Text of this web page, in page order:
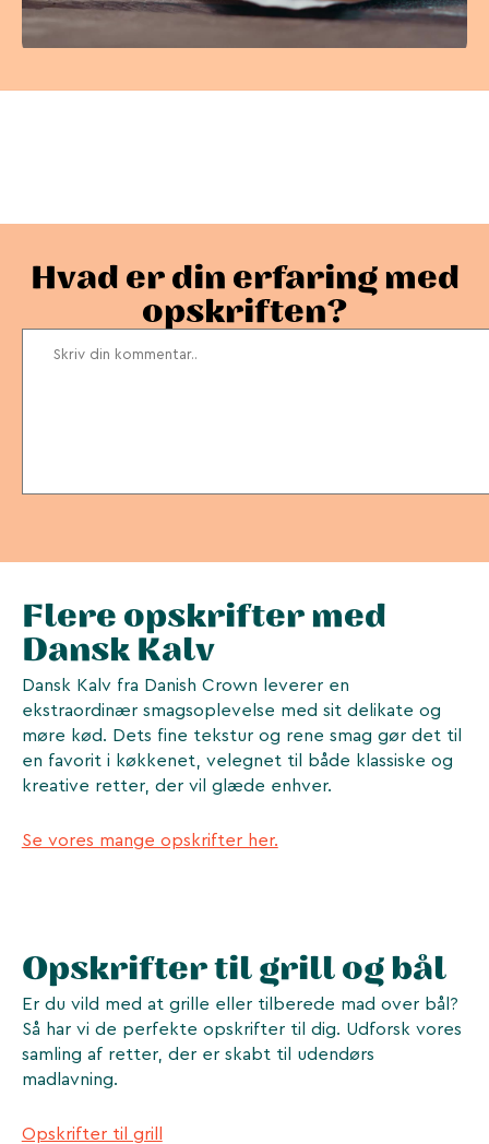
Hvad er din erfaring med
opskriften?
Flere opskrifter med
Dansk Kalv
Dansk Kalv fra Danish Crown leverer en
ekstraordinær smagsoplevelse med sit delikate og
møre kød. Dets fine tekstur og rene smag gør det til
en favorit i køkkenet, velegnet til både klassiske og
kreative retter, der vil glæde enhver.
Se vores mange opskrifter her.
Opskrifter til grill og bål
Er du vild med at grille eller tilberede mad over bål?
Så har vi de perfekte opskrifter til dig. Udforsk vores
samling af retter, der er skabt til udendørs
madlavning.
Opskrifter til grill